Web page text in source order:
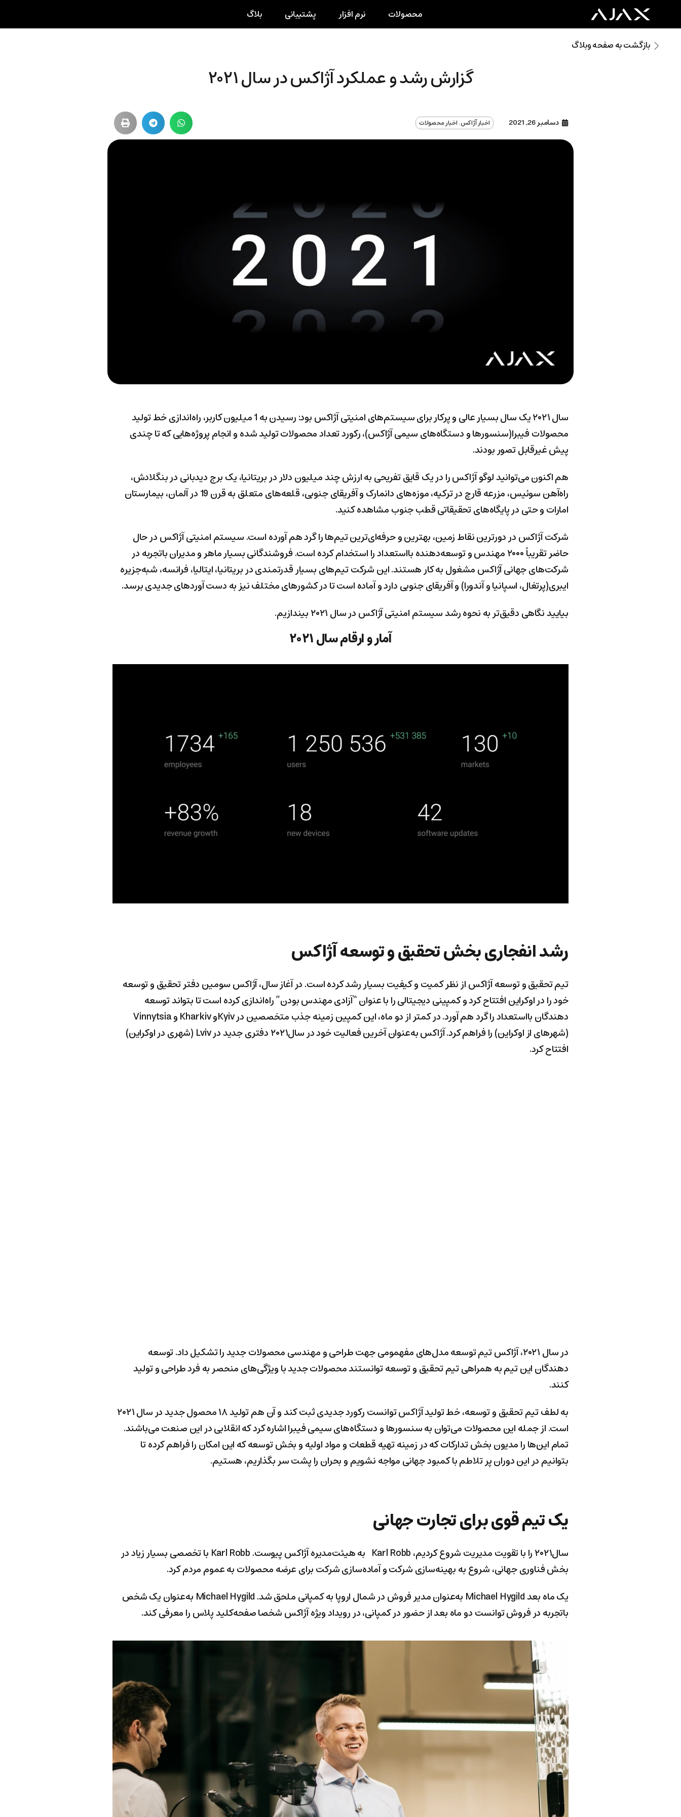
محصولات نرم افزار پشتیبانی بلاگ
بازگشت به صفحه وبلاگ
گزارش رشد و عملکرد آژاکس در سال ۲۰۲۱
دسامبر 26, 2021 اخبار آژاکس,اخبار محصولات
سال ۲۰۲۱ یک سال بسیار عالی و پرکار برای سیستم‌های امنیتی آژاکس بود: رسیدن به 1 میلیون کاربر، راه‌اندازی خط تولید
محصولات فیبرا(سنسورها و دستگاه‌های سیمی آژاکس)، رکورد تعداد محصولات تولید شده و انجام پروژه‌هایی که تا چندی
پیش غیرقابل ‌تصور بودند.
هم اکنون می‌توانید لوگو آژاکس را در یک قایق تفریحی به ارزش چند میلیون دلار در بریتانیا، یک برج دیدبانی در بنگلادش،
راه‌آهن سوئیس، مزرعه قارچ در ترکیه، موزه‌های دانمارک و آفریقای جنوبی، قلعه‌های متعلق به قرن 19 در آلمان، بیمارستان
امارات و حتی در پایگاه‌های تحقیقاتی قطب جنوب مشاهده کنید.
شرکت آژاکس در دورترین نقاط زمین، بهترین و حرفه‌ای‌ترین تیم‌ها را گرد هم آورده است. سیستم امنیتی آژاکس در حال
حاضر تقریباً ۲۰۰۰ مهندس و توسعه‌دهنده بااستعداد را استخدام کرده است. فروشندگانی بسیار ماهر و مدیران باتجربه در
شرکت‌های جهانی آژاکس مشغول به کار هستند. این شرکت تیم‌های بسیار قدرتمندی در بریتانیا، ایتالیا، فرانسه، شبه‌جزیره
ایبری(پرتغال، اسپانیا و آندورا) و آفریقای جنوبی دارد و آماده است تا در کشورهای مختلف نیز به دست آوردهای جدیدی برسد.
بیایید نگاهی دقیق‌تر به نحوه رشد سیستم امنیتی آژاکس در سال ۲۰۲۱ بیندازیم.
آمار و ارقام سال ۲۰۲۱
رشد انفجاری بخش تحقیق و توسعه آژاکس
تیم تحقیق و توسعه آژاکس از نظر کمیت و کیفیت بسیار رشد کرده است. در آغاز سال، آژاکس سومین دفتر تحقیق و توسعه
خود را در اوکراین افتتاح کرد و کمپینی دیجیتالی را با عنوان “آزادی مهندس بودن” راه‌اندازی کرده است تا بتواند توسعه
دهندگان بااستعداد را گرد هم آورد. در کمتر از دو ماه، این کمپین زمینه جذب متخصصین در Kyivو Kharkiv و Vinnytsia
(شهرهای از اوکراین) را فراهم کرد. آژاکس به‌عنوان آخرین فعالیت خود در سال۲۰۲۱ دفتری جدید در Lviv (شهری در اوکراین)
افتتاح کرد.
در سال ۲۰۲۱، آژاکس تیم توسعه مدل‌های مفهمومی جهت طراحی و مهندسی محصولات جدید را تشکیل داد. توسعه
دهندگان این تیم به همراهی تیم تحقیق و توسعه توانستند محصولات جدید با ویژگی‌های منحصر به فرد طراحی و تولید
کنند.
به لطف تیم تحقیق و توسعه، خط تولید آژاکس توانست رکورد جدیدی ثبت کند و آن هم تولید ۱۸ محصول جدید در سال ۲۰۲۱
است. از جمله این محصولات می‌توان به سنسور‌ها و دستگاه‌های سیمی فیبرا اشاره کرد که انقلابی در این صنعت می‌باشند.
تمام این‌ها را مدیون بخش تدارکات که در زمینه تهیه قطعات و مواد اولیه و بخش توسعه که این امکان را فراهم کرده تا
بتوانیم در این دوران پر تلاطم با کمبود جهانی مواجه نشویم و بحران را پشت سر بگذاریم، هستیم.
یک تیم قوی برای تجارت جهانی
سال۲۰۲۱ را با تقویت مدیریت شروع کردیم، Karl Robb به هیئت‌مدیره آژاکس پیوست. Karl Robb با تخصصی بسیار زیاد در
بخش فناوری جهانی، شروع به بهینه‌سازی شرکت و آماده‌سازی شرکت برای عرضه محصولات به عموم مردم کرد.
یک ماه بعد Michael Hygild به‌عنوان مدیر فروش در شمال اروپا به کمپانی ملحق شد. Michael Hygild به‌عنوان یک شخص
باتجربه در فروش توانست دو ماه بعد از حضور در کمپانی، در رویداد ویژه آژاکس شخصا صفحه‌کلید پلاس را معرفی کند.